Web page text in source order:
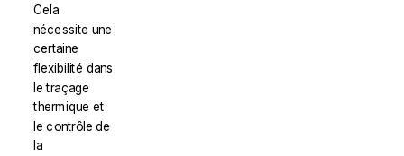
Cela
nécessite une
certaine
flexibilité dans
le traçage
thermique et
le contrôle de
la